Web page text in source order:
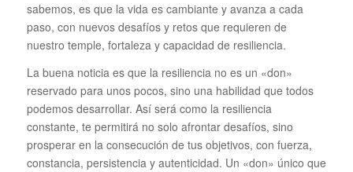
sabemos, es que la vida es cambiante y avanza a cada
paso, con nuevos desafíos y retos que requieren de
nuestro temple, fortaleza y capacidad de resiliencia.
La buena noticia es que la resiliencia no es un «don»
reservado para unos pocos, sino una habilidad que todos
podemos desarrollar. Así será como la resiliencia
constante, te permitirá no solo afrontar desafíos, sino
prosperar en la consecución de tus objetivos, con fuerza,
constancia, persistencia y autenticidad. Un «don» único que